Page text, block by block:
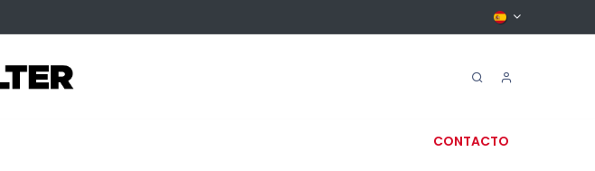
CONTACTO